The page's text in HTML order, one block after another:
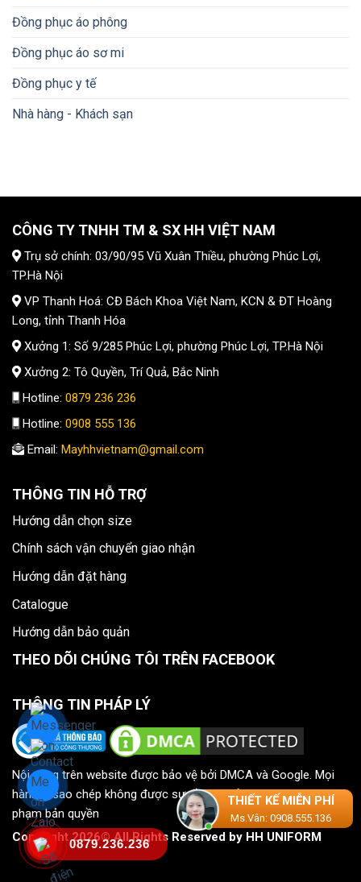
Đồng phục áo phông
Đồng phục áo sơ mi
Đồng phục y tế
Nhà hàng - Khách sạn
THIẾT KẾ MIỄN PHÍ
Ms.Vân: 0908.555.136
CÔNG TY TNHH TM & SX HH VIỆT NAM
Trụ sở chính: 03/90/95 Vũ Xuân Thiều, phường Phúc Lợi,
TP.Hà Nội
VP Thanh Hoá: CĐ Bách Khoa Việt Nam, KCN & ĐT Hoàng
Long, tỉnh Thanh Hóa
Xưởng 1: Số 9/285 Phúc Lợi, phường Phúc Lợi, TP.Hà Nội
Xưởng 2: Tô Quyền, Trí Quả, Bắc Ninh
Hotline: 0879 236 236
Hotline: 0908 555 136
Email: Mayhhvietnam@gmail.com
THÔNG TIN HỖ TRỢ
Hướng dẫn chọn size
Chính sách vận chuyển giao nhận
Hướng dẫn đặt hàng
Catalogue
Hướng dẫn bảo quản
THEO DÕI CHÚNG TÔI TRÊN FACEBOOK
THÔNG TIN PHÁP LÝ
Nội dung trên website được bảo vệ bởi DMCA và Google. Mọi
hành vi sao chép không được sự đồng ý của HH UNIFORM là vi
phạm bản quyền
Copyright 2026©.All Rights Reserved by HH UNIFORM
0879.236.236